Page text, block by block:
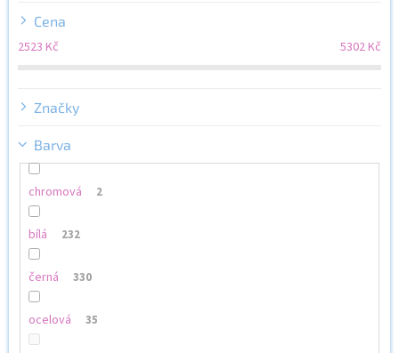
Cena
2523 Kč 5302Kč
Značky
Barva
chromová 2
bílá 232
černá 330
ocelová 35